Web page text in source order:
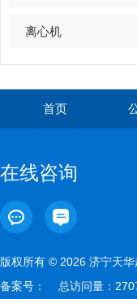
离心机
首页
在线咨询
版权所有 © 2026 济宁天
备案号：
总访问量：